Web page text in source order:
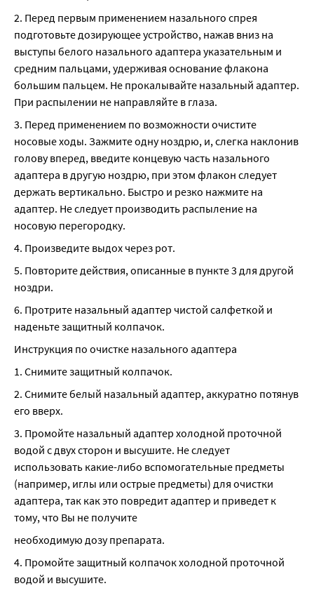
2. Перед первым применением назального спрея
подготовьте дозирующее устройство, нажав вниз на
выступы белого назального адаптера указательным и
средним пальцами, удерживая основание флакона
большим пальцем. Не прокалывайте назальный адаптер.
При распылении не направляйте в глаза.
3. Перед применением по возможности очистите
носовые ходы. Зажмите одну ноздрю, и, слегка наклонив
голову вперед, введите концевую часть назального
адаптера в другую ноздрю, при этом флакон следует
держать вертикально. Быстро и резко нажмите на
адаптер. Не следует производить распыление на
носовую перегородку.
4. Произведите выдох через рот.
5. Повторите действия, описанные в пункте 3 для другой
ноздри.
6. Протрите назальный адаптер чистой салфеткой и
наденьте защитный колпачок.
Инструкция по очистке назального адаптера
1. Снимите защитный колпачок.
2. Снимите белый назальный адаптер, аккуратно потянув
его вверх.
3. Промойте назальный адаптер холодной проточной
водой с двух сторон и высушите. Не следует
использовать какие-либо вспомогательные предметы
(например, иглы или острые предметы) для очистки
адаптера, так как это повредит адаптер и приведет к
тому, что Вы не получите
необходимую дозу препарата.
4. Промойте защитный колпачок холодной проточной
водой и высушите.